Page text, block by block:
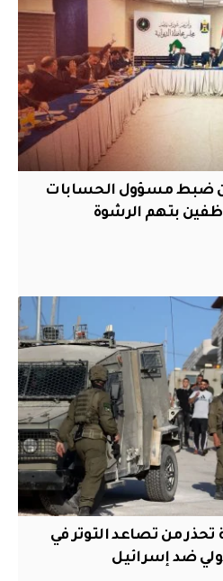
ضبط مسؤول الحسابات
بتهم الرشوة
تحذر من تصاعد التوتر في
ضد إسرائيل